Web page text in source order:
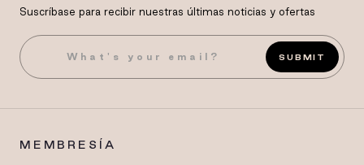
Suscríbase para recibir nuestras últimas noticias y ofertas
SUBMIT
MEMBRESÍA